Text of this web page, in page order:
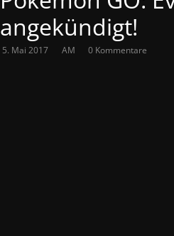
angekündigt!
5. Mai 2017 AM 0 Kommentare